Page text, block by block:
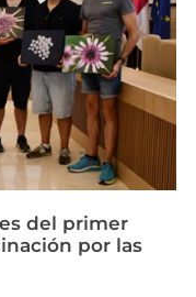
del primer
por las